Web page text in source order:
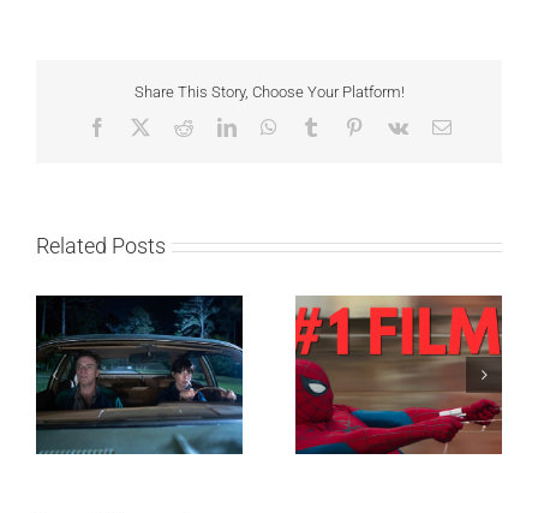
Share This Story, Choose Your Platform!
Facebook RedditLinkedInWhatsApp
Tumblr Pinterest
Vk Email
Related Posts
SF NIGHT: POSLEDNJI
DANI ULICE
HRASTOVA u Concept
Cinema i CineStar
bioskopima 12. avgusta
Najuspešnije otvaranje
studijskog filma u Srbiji:
Spajdermen: Novi dan
oborio rekord već prvog
vikenda